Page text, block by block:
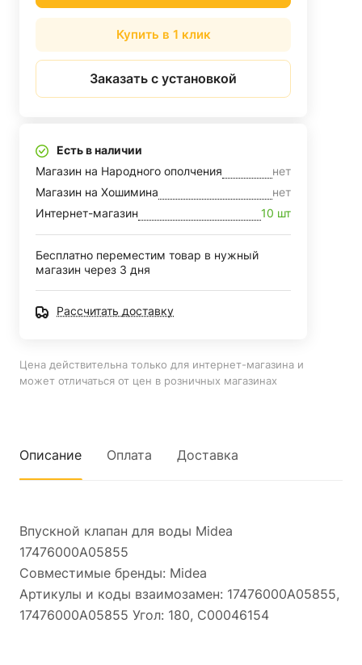
Купить в 1 клик
Заказать с установкой
Есть в наличии
Магазин на Народного ополчения
нет
Магазин на Хошимина
нет
Интернет-магазин
10 шт
Бесплатно переместим товар в нужный
магазин через 3 дня
Рассчитать доставку
Цена действительна только для интернет-магазина и
может отличаться от цен в розничных магазинах
Описание Оплата Доставка
Впускной клапан для воды Midea
17476000A05855
Совместимые бренды: Midea
Артикулы и коды взаимозамен: 17476000A05855,
17476000A05855 Угол: 180, C00046154